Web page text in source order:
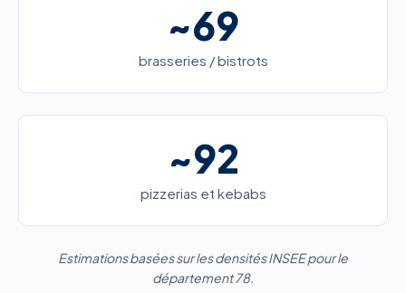
~69
brasseries / bistrots
~92
pizzerias et kebabs
Estimations basées sur les densités INSEE pour le
département 78.